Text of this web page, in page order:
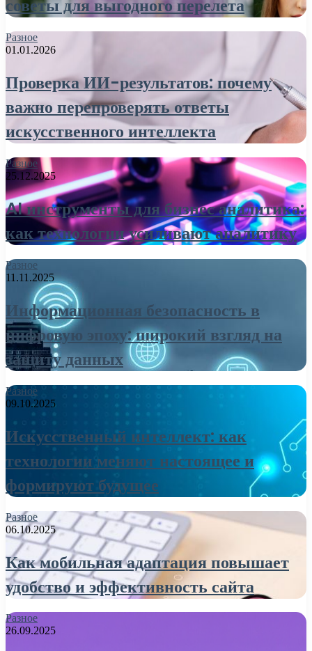
советы для выгодного перелета
Разное
01.01.2026
Проверка ИИ-результатов: почему
важно перепроверять ответы
искусственного интеллекта
Разное
25.12.2025
AI инструменты для бизнес аналитика:
как технологии усиливают аналитику
Разное
11.11.2025
Информационная безопасность в
цифровую эпоху: широкий взгляд на
защиту данных
Разное
09.10.2025
Искусственный интеллект: как
технологии меняют настоящее и
формируют будущее
Разное
06.10.2025
Как мобильная адаптация повышает
удобство и эффективность сайта
Разное
26.09.2025